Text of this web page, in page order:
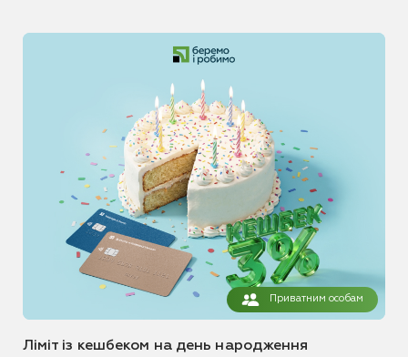
Приватним особам
Ліміт із кешбеком на день народження